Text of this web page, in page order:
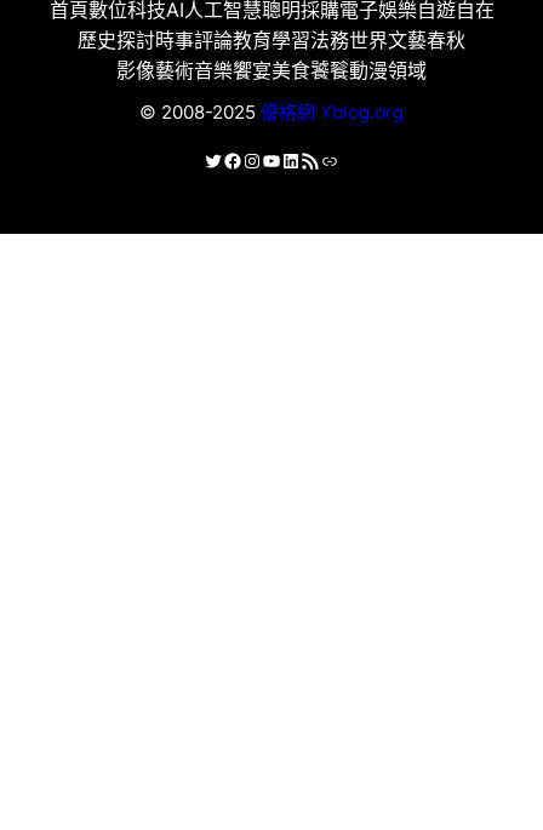
首頁數位科技AI人工智慧聰明採購電子娛樂自遊自在
歷史探討時事評論教育學習法務世界文藝春秋
影像藝術音樂饗宴美食饕餮動漫領域
© 2008-2025 優格網 Yblog.org
X Facebook
Instagram
YouTube
LinkedIn
RSS 資訊提供連結